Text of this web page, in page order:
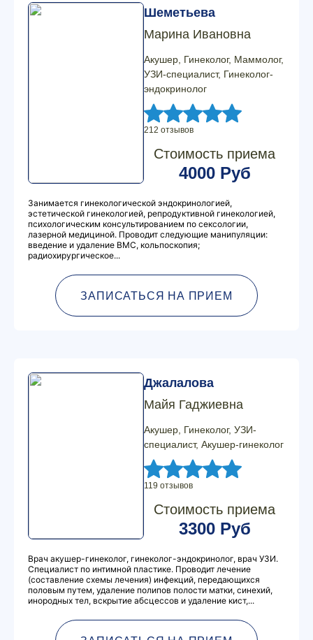
Шеметьева
Марина Ивановна
Акушер, Гинеколог, Маммолог,
УЗИ-специалист, Гинеколог-
эндокринолог
212 отзывов
Стоимость приема
4000 Руб
Занимается гинекологической эндокринологией,
эстетической гинекологией, репродуктивной гинекологией,
психологическим консультированием по сексологии,
лазерной медициной. Проводит следующие манипуляции:
введение и удаление ВМС, кольпоскопия;
радиохирургическое...
ЗАПИСАТЬСЯ НА ПРИЕМ
Джалалова
Майя Гаджиевна
Акушер, Гинеколог, УЗИ-
специалист, Акушер-гинеколог
119 отзывов
Стоимость приема
3300 Руб
Врач акушер-гинеколог, гинеколог-эндокринолог, врач УЗИ.
Специалист по интимной пластике. Проводит лечение
(составление схемы лечения) инфекций, передающихся
половым путем, удаление полипов полости матки, синехий,
инородных тел, вскрытие абсцессов и удаление кист,...